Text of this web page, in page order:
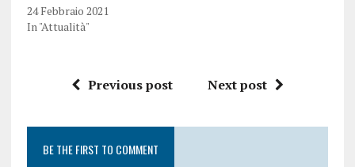
24 Febbraio 2021
In "Attualità"
Previous post Next post
BE THE FIRST TO COMMENT